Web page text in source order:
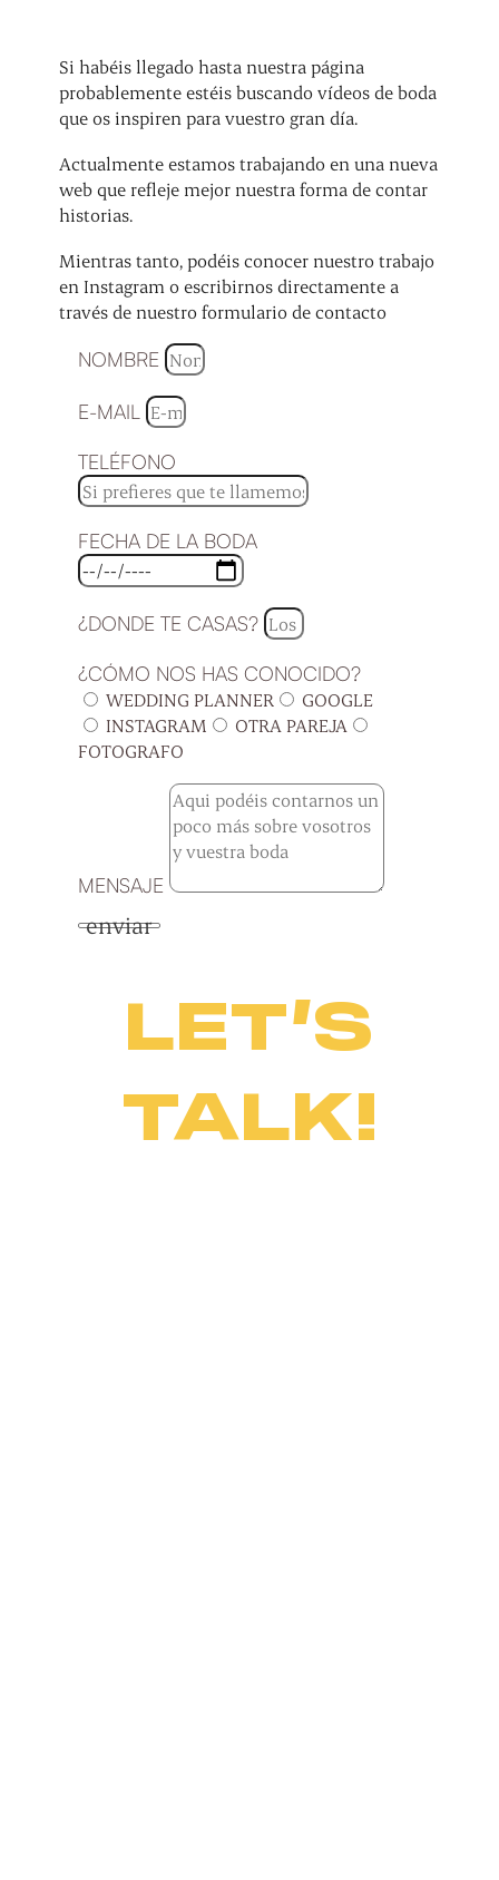
Si habéis llegado hasta nuestra página
probablemente estéis buscando vídeos de boda
que os inspiren para vuestro gran día.
Actualmente estamos trabajando en una nueva
web que refleje mejor nuestra forma de contar
historias.
Mientras tanto, podéis conocer nuestro trabajo
en Instagram o escribirnos directamente a
través de nuestro formulario de contacto
NOMBRE
E-MAIL
TELÉFONO
FECHA DE LA BODA
¿DONDE TE CASAS?
¿CÓMO NOS HAS CONOCIDO?
WEDDING PLANNER
GOOGLE
INSTAGRAM
OTRA PAREJA
FOTOGRAFO
MENSAJE
enviar
LET’S
TALK!